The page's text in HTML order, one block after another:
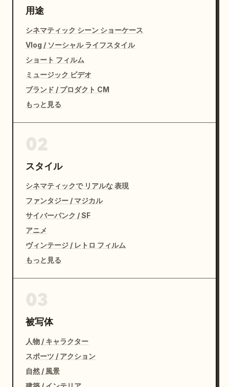
用途
シネマティック シーン ショーケース
Vlog / ソーシャル ライフスタイル
ショート フィルム
ミュージック ビデオ
ブランド / プロダクト CM
もっと見る
スタイル
シネマティックで リアルな 表現
ファンタジー / マジカル
サイバーパンク / SF
アニメ
ヴィンテージ / レトロ フィルム
もっと見る
被写体
人物 / キャラクター
スポーツ / アクション
自然 / 風景